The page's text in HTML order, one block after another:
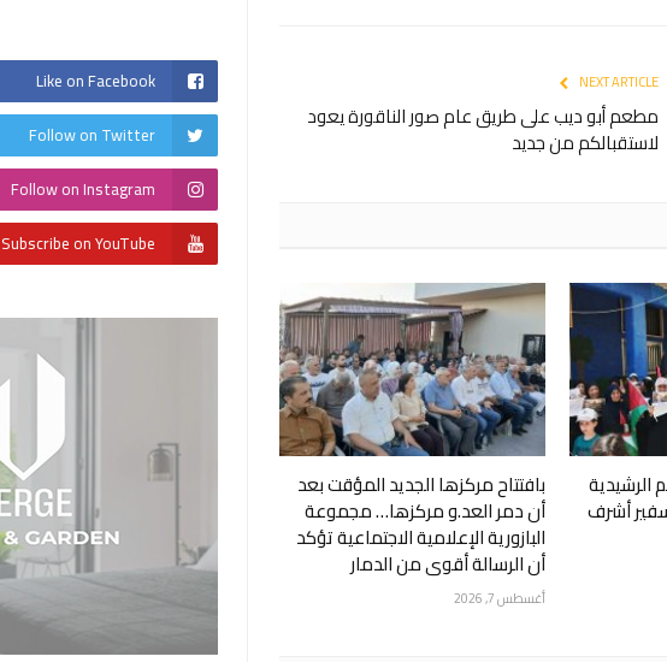
NEXT ARTICLE
مطعم أبو ديب على طريق عام صور الناقورة يعود
لاستقبالكم من جديد
أشرف
بافتتاح مركزها الجديد المؤقت بعد
أن دمر العد.و مركزها… مجموعة
البازورية الإعلامية الاجتماعية تؤكد
أن الرسالة أقوى من الدمار
أغسطس 7, 2026
Like on Facebook
Follow on Twitter
Follow on Instagram
Subscribe on YouTube